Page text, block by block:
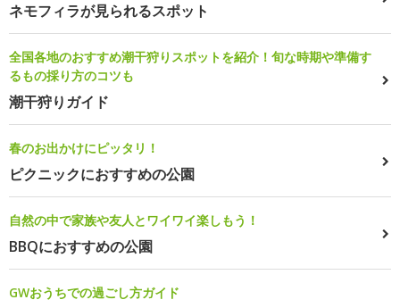
ネモフィラが見られるスポット
全国各地のおすすめ潮干狩りスポットを紹介！旬な時期や準備す
るもの採り方のコツも
潮干狩りガイド
春のお出かけにピッタリ！
ピクニックにおすすめの公園
自然の中で家族や友人とワイワイ楽しもう！
BBQにおすすめの公園
GWおうちでの過ごし方ガイド